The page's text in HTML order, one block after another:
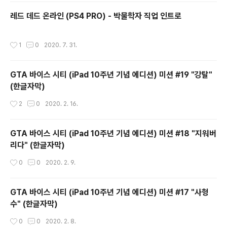
레드 데드 온라인 (PS4 PRO) - 박물학자 직업 인트로
1 0 2020. 7. 31.
GTA 바이스 시티 (iPad 10주년 기념 에디션) 미션 #19 "강탈"
(한글자막)
2 0 2020. 2. 16.
GTA 바이스 시티 (iPad 10주년 기념 에디션) 미션 #18 "지워버
리다" (한글자막)
0 0 2020. 2. 9.
GTA 바이스 시티 (iPad 10주년 기념 에디션) 미션 #17 "사형
수" (한글자막)
0 0 2020. 2. 8.